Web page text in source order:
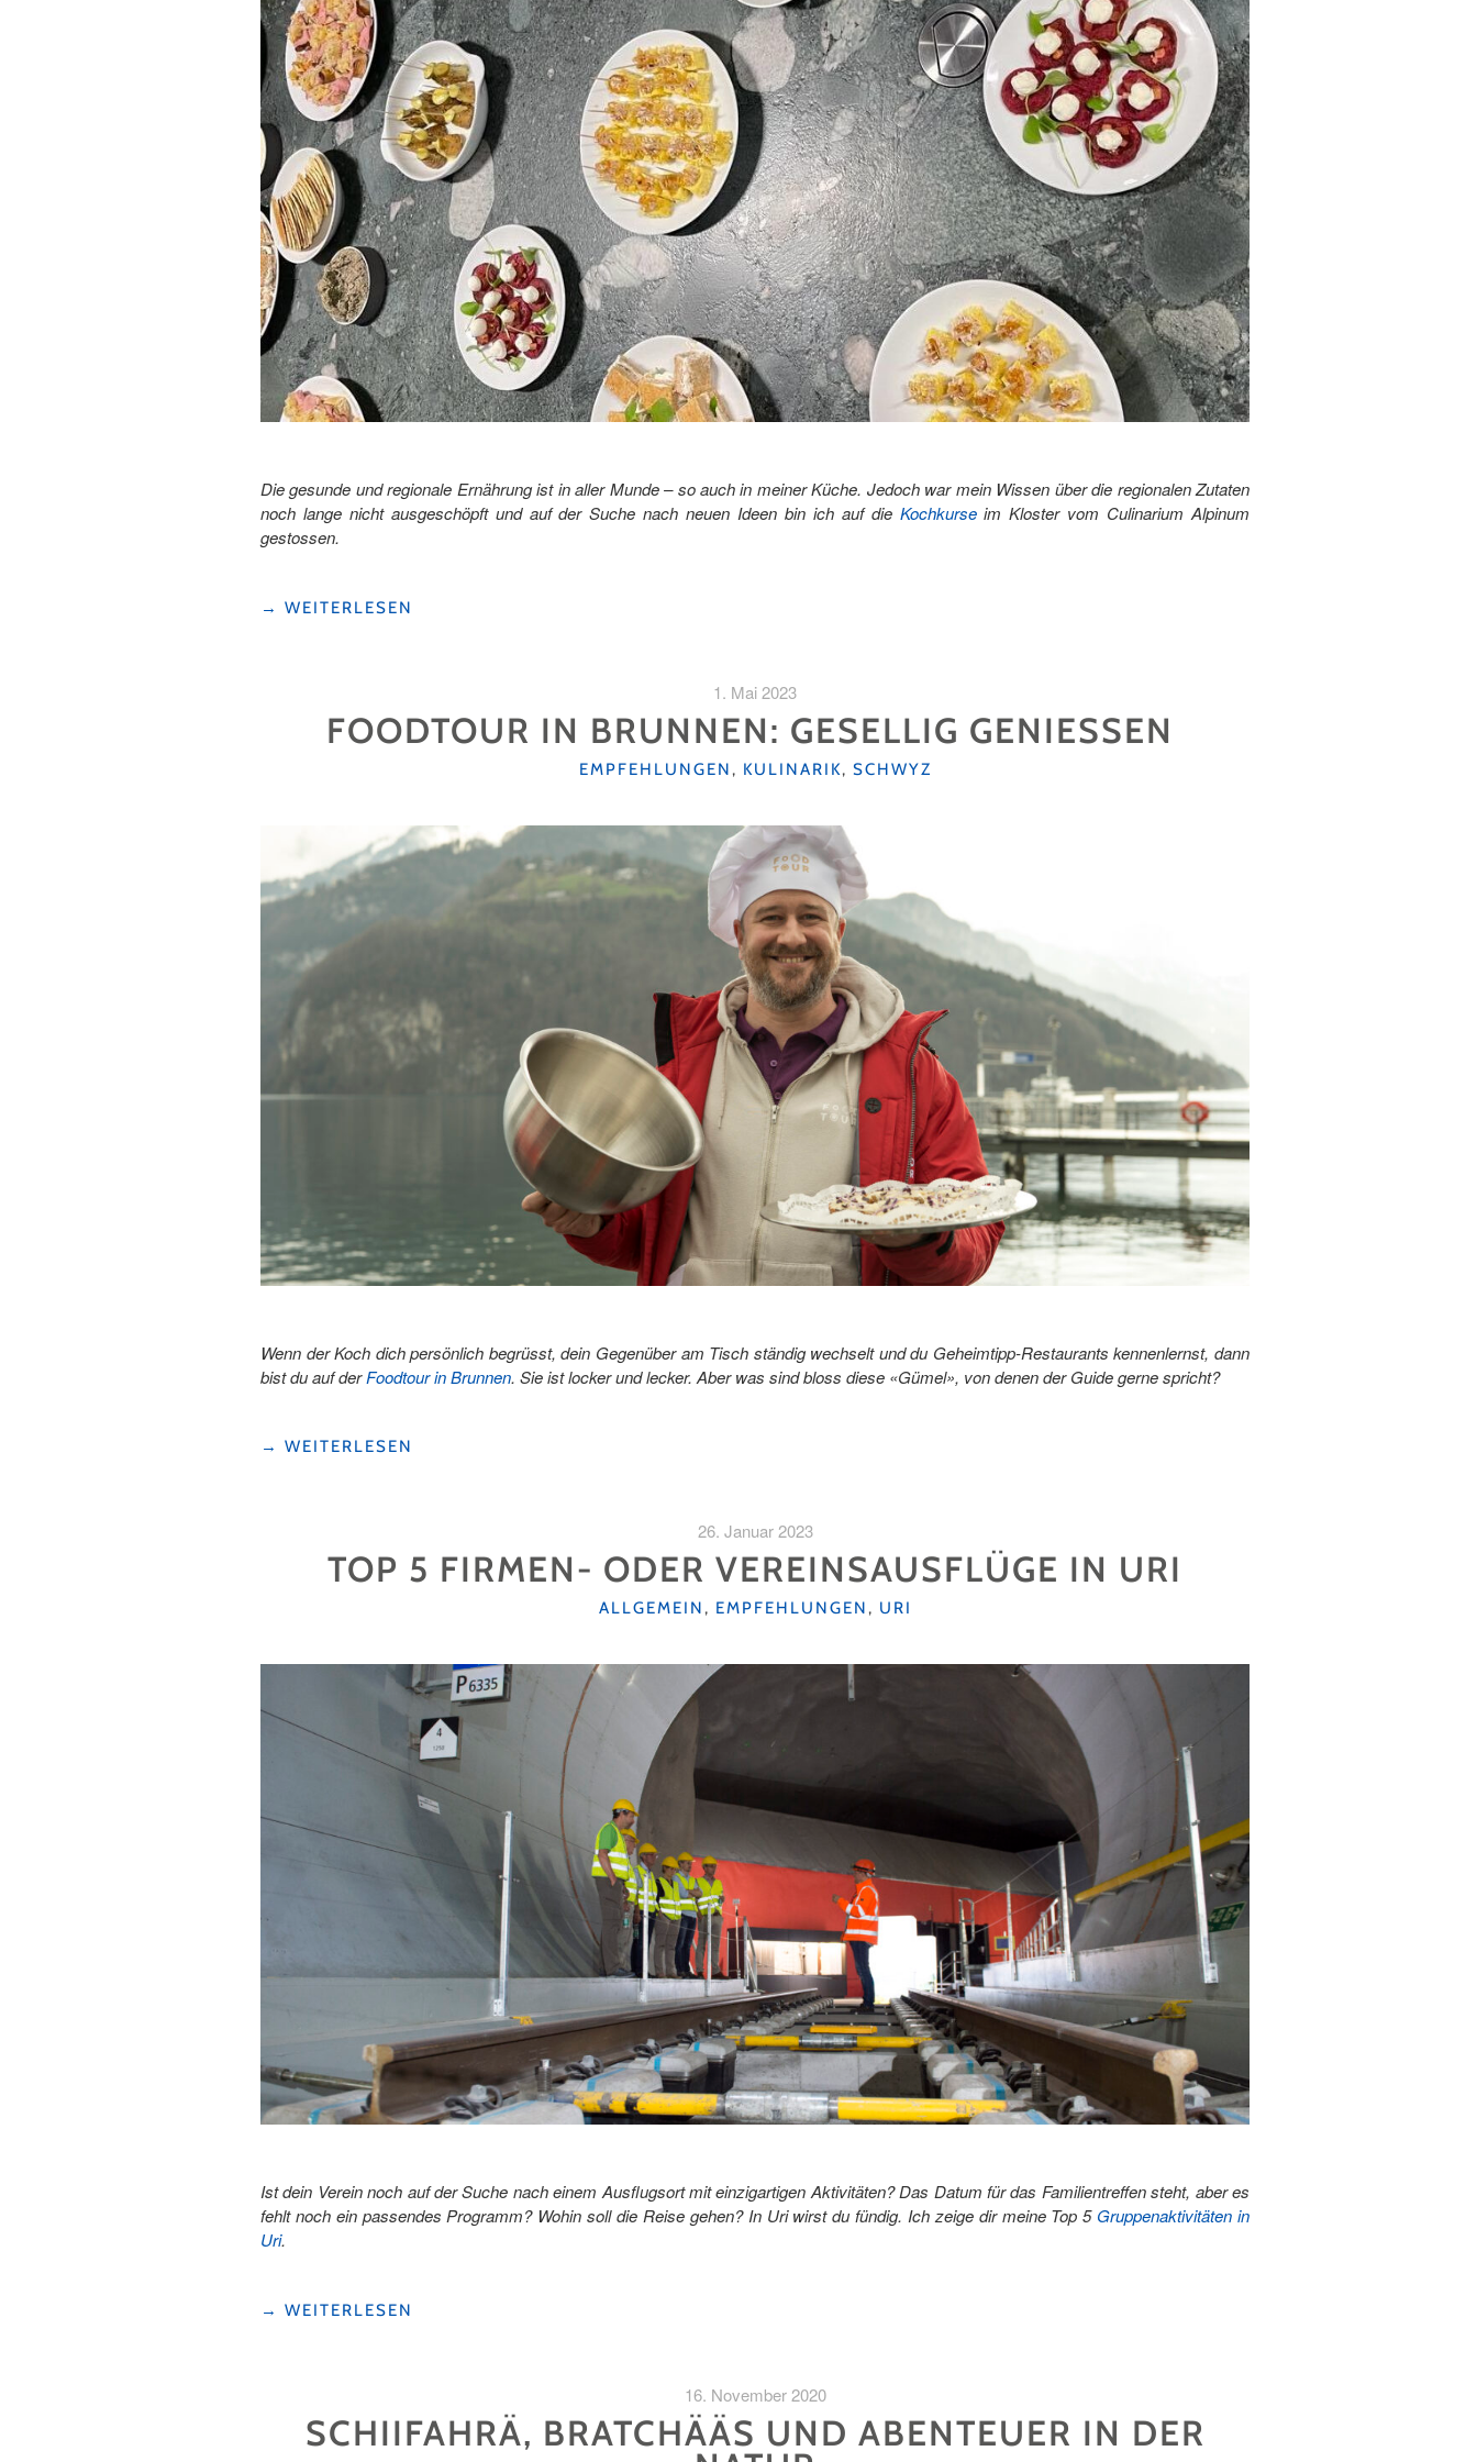
Die gesunde und regionale Ernährung ist in aller Munde – so auch in meiner Küche. Jedoch war mein Wissen über die regionalen Zutaten
noch lange nicht ausgeschöpft und auf der Suche nach neuen Ideen bin ich auf die Kochkurseim Kloster vom Culinarium Alpinum
gestossen.
"KOCHEN
→ WEITERLESEN
1. Mai 2023
FOODTOUR IN BRUNNEN: GESELLIG GENIESSEN
KATEGORIEN
EMPFEHLUNGEN , KULINARIK, SCHWYZ
Wenn der Koch dich persönlich begrüsst, dein Gegenüber am Tisch ständig wechselt und du Geheimtipp-Restaurants kennenlernst, dann
bist du auf derFoodtour in Brunnen. Sie ist locker und lecker. Aber was sind bloss diese «Gümel», von denen der Guide gerne spricht?
"FOODTOUR
→ WEITERLESEN
26. Januar 2023
TOP 5 FIRMEN- ODER VEREINSAUSFLÜGE IN URI
KATEGORIEN
ALLGEMEIN, EMPFEHLUNGEN, URI
Ist dein Verein noch auf der Suche nach einem Ausflugsort mit einzigartigen Aktivitäten? Das Datum für das Familientreffen steht, aber es
fehlt noch ein passendes Programm? Wohin soll die Reise gehen? In Uri wirst du fündig. Ich zeige dir meine Top 5 Gruppenaktivitäten in
Uri.
"TOP
→ WEITERLESEN
16. November 2020
SCHIIFAHRÄ, BRATCHÄÄS UND ABENTEUER IN DER